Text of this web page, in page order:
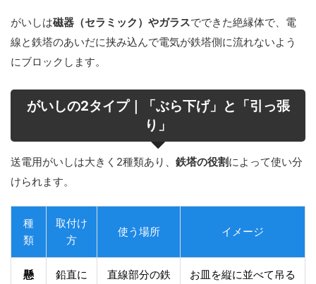
がいしは磁器（セラミック）やガラスでできた絶縁体で、電
線と鉄塔のあいだに挟み込んで電気が鉄塔側に流れないよう
にブロックします。
がいしの2タイプ｜「ぶら下げ」と「引っ張
り」
送電用がいしは大きく2種類あり、 鉄塔の役割によって使い分
けられます。
種
類
取付け
方
使う場所 イメージ
懸
鉛直に
直線部分の鉄
お皿を縦に並べて吊る